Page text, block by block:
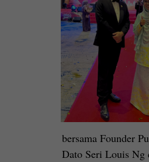
bersama Founder
Dato Seri Louis Ng